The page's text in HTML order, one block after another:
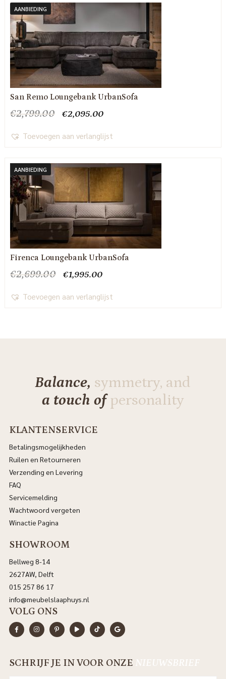
AANBIEDING
San Remo Loungebank UrbanSofa
€2,799.00
Oorspronkelijke
was:
€2,095.00Huidige
is:
Toevoegen aan verlanglijst
AANBIEDING
Firenca Loungebank UrbanSofa
€2,699.00
Oorspronkelijke
was:
€1,995.00Huidige
is:
Toevoegen aan verlanglijst
Balance, symmetry, and
a touch ofpersonality
KLANTENSERVICE
Betalingsmogelijkheden
Ruilen en Retourneren
Verzending en Levering
FAQ
Servicemelding
Wachtwoord vergeten
Winactie Pagina
SHOWROOM
Bellweg 8-14
2627AW, Delft
015 257 86 17
info@meubelslaaphuys.nl
VOLG ONS
SCHRIJF JE IN VOOR ONZE NIEUWSBRIEF